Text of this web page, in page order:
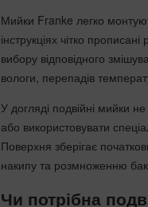
Мийки Franke легко
інструкціях чітко
вибору відповідного
вологи, перепадів
У догляді подвійні мийки
або використовувати
Поверхня зберігає
накипу та розмноженню
Чи потрібна